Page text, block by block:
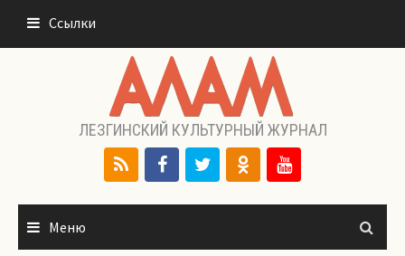
содержимому
Ссылки
ЛЕЗГИНСКИЙ КУЛЬТУРНЫЙ ЖУРНАЛ
Меню